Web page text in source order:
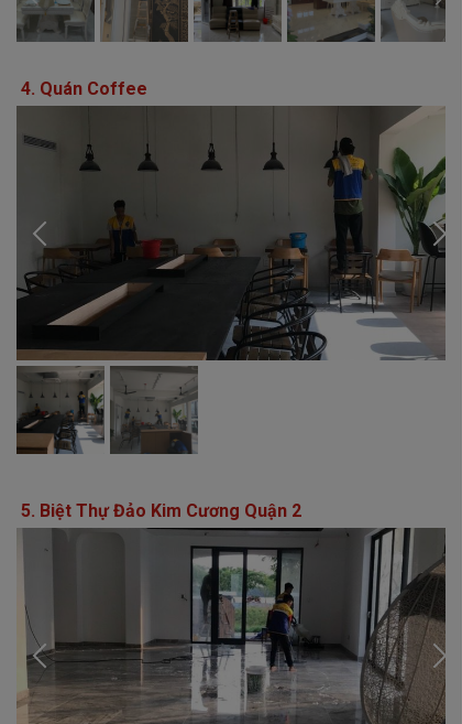
4. Quán Coffee
5. Biệt Thự Đảo Kim Cương Quận 2